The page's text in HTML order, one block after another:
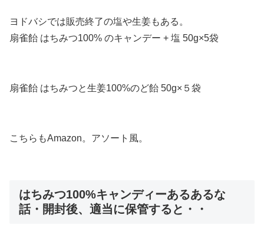
ヨドバシでは販売終了の塩や生姜もある。
扇雀飴 はちみつ100% のキャンデー + 塩 50g×5袋
扇雀飴 はちみつと生姜100%のど飴 50g×５袋
こちらもAmazon。アソート風。
はちみつ100%キャンディーあるあるな
話・開封後、適当に保管すると・・